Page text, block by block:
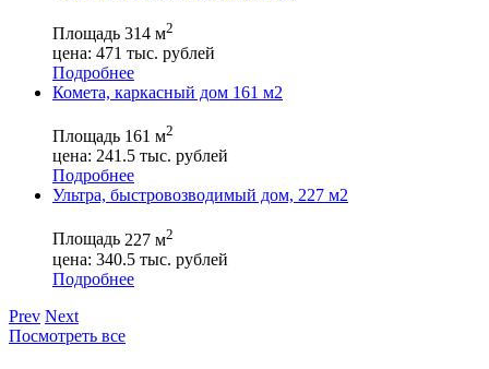
Площадь 314 м2
цена: 471 тыс. рублей
Подробнее
Комета, каркасный дом 161 м2
Площадь 161 м2
цена: 241.5 тыс. рублей
Подробнее
Ультра, быстровозводимый дом, 227 м2
Площадь 227 м2
цена: 340.5 тыс. рублей
Подробнее
Prev Next
Посмотреть все